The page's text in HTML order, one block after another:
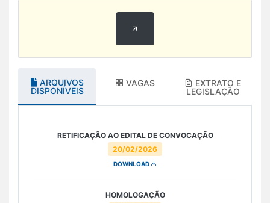
ARQUIVOS
DISPONÍVEIS
VAGAS
EXTRATO E
LEGISLAÇÃO
20/02/2026
RETIFICAÇÃO AO EDITAL DE CONVOCAÇÃO
DOWNLOAD
HOMOLOGAÇÃO